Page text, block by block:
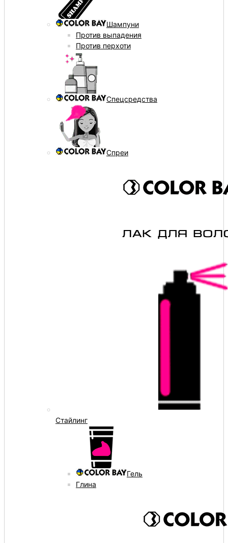
Шампуни
Против выпадения
Против перхоти
Спецсредства
Спреи
Стайлинг
Гель
Глина